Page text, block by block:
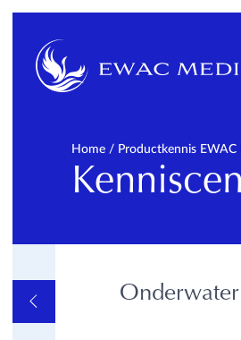
Home / Productkennis EWAC
OVERVIEW